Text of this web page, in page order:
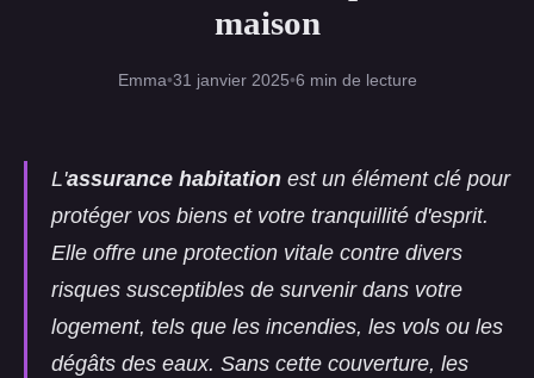
maison
Emma•31 janvier 2025•6 min de lecture
L'assurance habitation est un élément clé pour
protéger vos biens et votre tranquillité d'esprit.
Elle offre une protection vitale contre divers
risques susceptibles de survenir dans votre
logement, tels que les incendies, les vols ou les
dégâts des eaux. Sans cette couverture, les